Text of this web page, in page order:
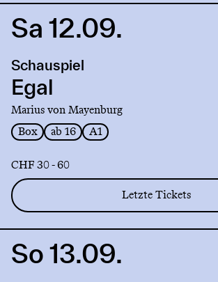
Link
Egal
Sa 12.09.
Schauspiel
Egal
Marius von Mayenburg
Box
ab 16 A1
CHF 30 - 60
Letzte Tickets
LinkSo 13.09.